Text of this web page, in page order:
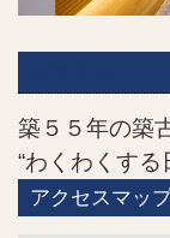
築５５年の築
“わくわくす
アクセスマッ